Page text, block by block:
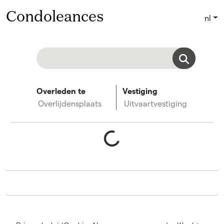
Condoleances nl
Overleden te
Overlijdensplaats
Vestiging
Uitvaartvestiging